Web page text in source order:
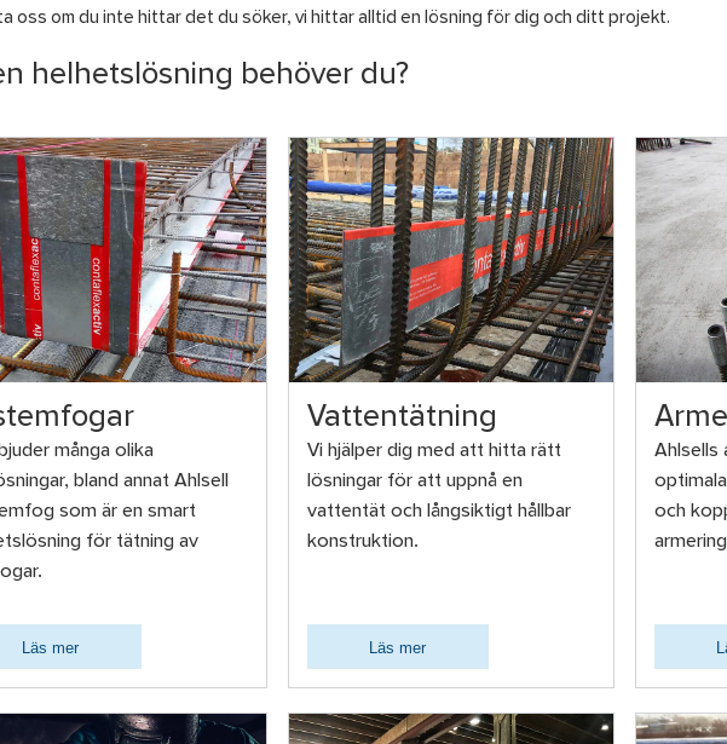
oss om du inte hittar det du söker, vi hittar alltid en lösning för dig och ditt projekt.
helhetslösning behöver du?
många olika
bland annat Ahlsell
som är en smart
för tätning av
Läs mer
Vattentätning
Vi hjälper dig med att hitta rätt
lösningar för att uppnå en
vattentät och långsiktigt hållbar
konstruktion.
Läs mer
Ahlsells
och